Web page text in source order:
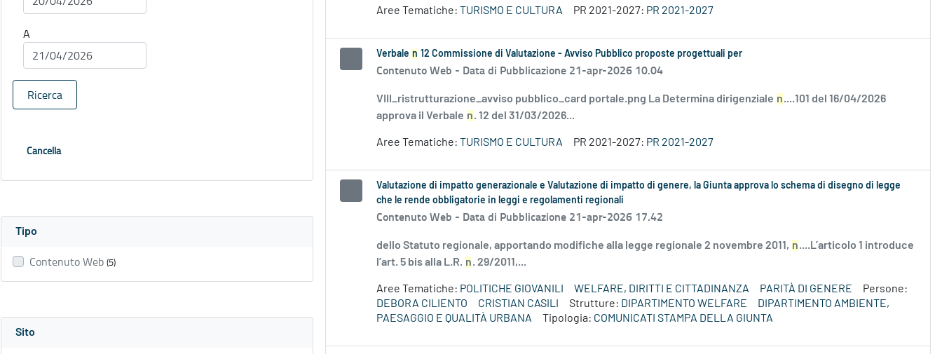
A
Ricerca
Cancella
Tipo
Contenuto Web (5)
Sito
Aree Tematiche: TURISMO E CULTURA PR 2021-2027: PR 2021-2027
Verbale n 12 Commissione di Valutazione - Avviso Pubblico proposte progettuali per
Contenuto Web - Data di Pubblicazione 21-apr-2026 10.04
VIII_ristrutturazione_avviso pubblico_card portale.png La Determina dirigenziale n....101 del 16/04/2026
approva il Verbale n. 12 del 31/03/2026...
Aree Tematiche: TURISMO E CULTURA PR 2021-2027: PR 2021-2027
Valutazione di impatto generazionale e Valutazione di impatto di genere, la Giunta approva lo schema di disegno di legge
che le rende obbligatorie in leggi e regolamenti regionali
Contenuto Web - Data di Pubblicazione 21-apr-2026 17.42
dello Statuto regionale, apportando modifiche alla legge regionale 2 novembre 2011, n....L’articolo 1 introduce
l’art. 5 bis alla L.R. n. 29/2011,...
Aree Tematiche: POLITICHE GIOVANILI WELFARE, DIRITTI E CITTADINANZA PARITÀ DI GENERE
Persone:
DEBORA CILIENTO
CRISTIAN CASILI Strutture: DIPARTIMENTO WELFARE
DIPARTIMENTO AMBIENTE,
PAESAGGIO E QUALITÀ URBANA
Tipologia: COMUNICATI STAMPA DELLA GIUNTA